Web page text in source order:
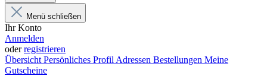
Menü schließen
Ihr Konto
Anmelden
oderregistrieren
Übersicht Persönliches Profil Adressen Bestellungen Meine
Gutscheine